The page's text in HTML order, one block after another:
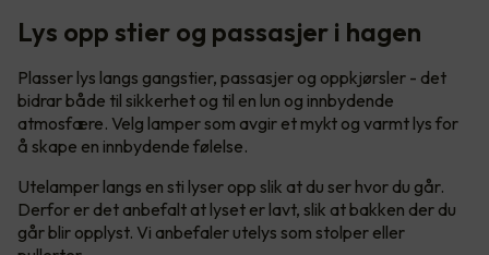
Lys opp stier og passasjer i hagen
Plasser lys langs gangstier, passasjer og oppkjørsler - det
bidrar både til sikkerhet og til en lun og innbydende
atmosfære. Velg lamper som avgir et mykt og varmt lys for
å skape en innbydende følelse.
Utelamper langs en sti lyser opp slik at du ser hvor du går.
Derfor er det anbefalt at lyset er lavt, slik at bakken der du
går blir opplyst. Vi anbefaler utelys som stolper eller